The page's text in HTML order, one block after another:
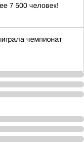
7 500 человек!
чемпионат